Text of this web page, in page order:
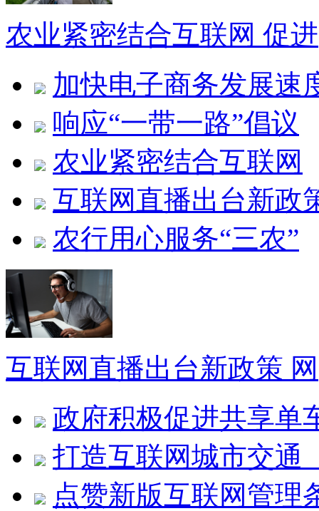
农业紧密结合互联网 促进
加快电子商务发展速
响应“一带一路”倡议
农业紧密结合互联网
互联网直播出台新政
农行用心服务“三农”
互联网直播出台新政策 网
政府积极促进共享单
打造互联网城市交
点赞新版互联网管理